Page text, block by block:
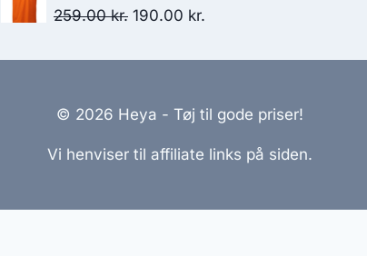
was:
is:
259.00kr. Original
190.00 kr.
© 2026 Heya - Tøj til gode priser!
Vi henviser til affiliate links på siden.